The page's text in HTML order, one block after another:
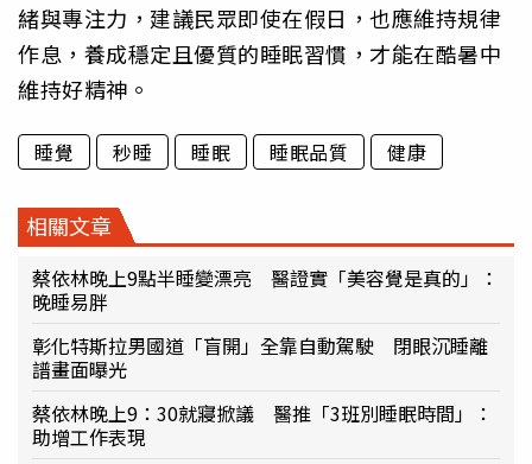
緒與專注力，建議民眾即使在假日，也應維持規律
作息，養成穩定且優質的睡眠習慣，才能在酷暑中
維持好精神。
睡覺 秒睡 睡眠 睡眠品質 健康
相關文章
蔡依林晚上9點半睡變漂亮 醫證實「美容覺是真的」：
晚睡易胖
彰化特斯拉男國道「盲開」全靠自動駕駛 閉眼沉睡離
譜畫面曝光
蔡依林晚上9：30就寢掀議 醫推「3班別睡眠時間」：
助增工作表現